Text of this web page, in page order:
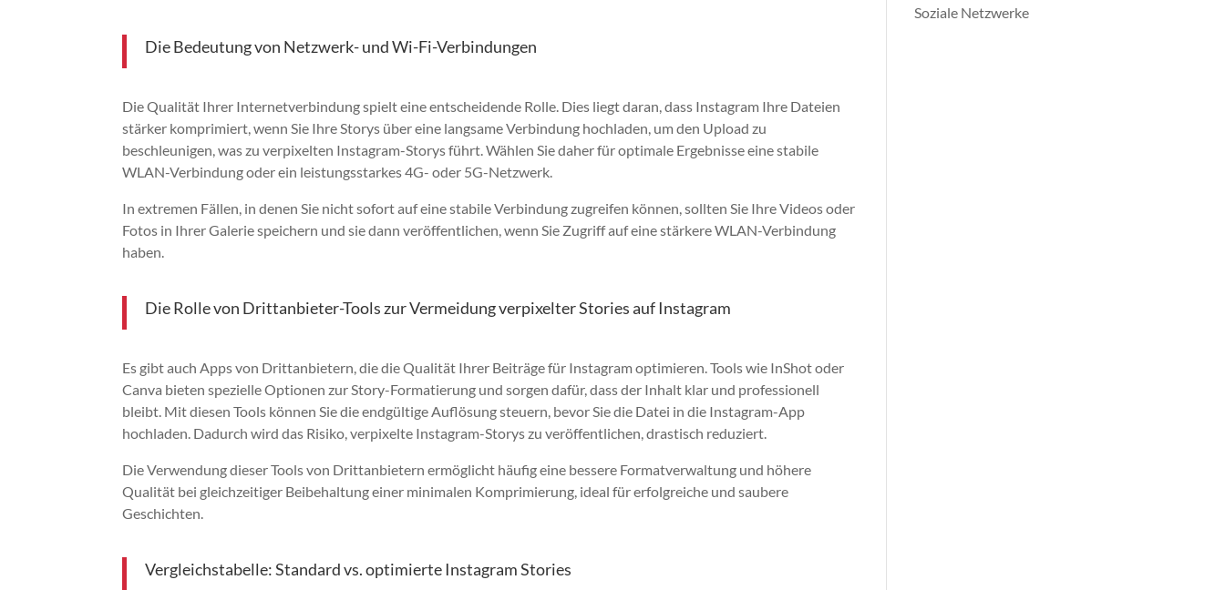
Die Bedeutung von Netzwerk- und Wi-Fi-Verbindungen
Die Qualität Ihrer Internetverbindung spielt eine entscheidende Rolle. Dies liegt daran, dass Instagram Ihre Dateien
stärker komprimiert, wenn Sie Ihre Storys über eine langsame Verbindung hochladen, um den Upload zu
beschleunigen, was zu verpixelten Instagram-Storys führt. Wählen Sie daher für optimale Ergebnisse eine stabile
WLAN-Verbindung oder ein leistungsstarkes 4G- oder 5G-Netzwerk.
In extremen Fällen, in denen Sie nicht sofort auf eine stabile Verbindung zugreifen können, sollten Sie Ihre Videos oder
Fotos in Ihrer Galerie speichern und sie dann veröffentlichen, wenn Sie Zugriff auf eine stärkere WLAN-Verbindung
haben.
Die Rolle von Drittanbieter-Tools zur Vermeidung verpixelter Stories auf Instagram
Es gibt auch Apps von Drittanbietern, die die Qualität Ihrer Beiträge für Instagram optimieren. Tools wie InShot oder
Canva bieten spezielle Optionen zur Story-Formatierung und sorgen dafür, dass der Inhalt klar und professionell
bleibt. Mit diesen Tools können Sie die endgültige Auflösung steuern, bevor Sie die Datei in die Instagram-App
hochladen. Dadurch wird das Risiko, verpixelte Instagram-Storys zu veröffentlichen, drastisch reduziert.
Die Verwendung dieser Tools von Drittanbietern ermöglicht häufig eine bessere Formatverwaltung und höhere
Qualität bei gleichzeitiger Beibehaltung einer minimalen Komprimierung, ideal für erfolgreiche und saubere
Geschichten.
Vergleichstabelle: Standard vs. optimierte Instagram Stories
Soziale Netzwerke